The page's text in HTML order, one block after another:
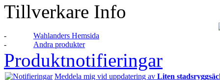
Tillverkare Info
-
Wahlanders Hemsida
-
Andra produkter
Produktnotifieringar
Meddela mig vid uppdatering av Liten